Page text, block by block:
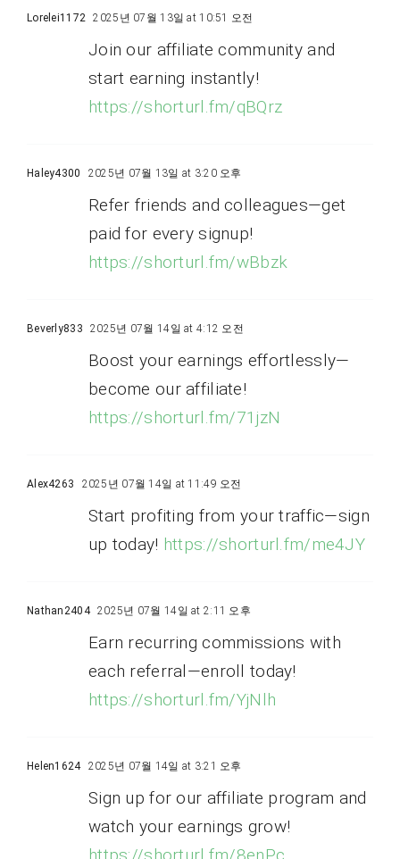
Lorelei1172 2025년 07월 13일 at 10:51 오전
Join our affiliate community and
start earning instantly!
https://shorturl.fm/qBQrz
Haley4300 2025년 07월 13일 at 3:20 오후
Refer friends and colleagues—get
paid for every signup!
https://shorturl.fm/wBbzk
Beverly833 2025년 07월 14일 at 4:12 오전
Boost your earnings effortlessly—
become our affiliate!
https://shorturl.fm/71jzN
Alex4263 2025년 07월 14일 at 11:49 오전
Start profiting from your traffic—sign
up today! https://shorturl.fm/me4JY
Nathan2404 2025년 07월 14일 at 2:11 오후
Earn recurring commissions with
each referral—enroll today!
https://shorturl.fm/YjNlh
Helen1624 2025년 07월 14일 at 3:21 오후
Sign up for our affiliate program and
watch your earnings grow!